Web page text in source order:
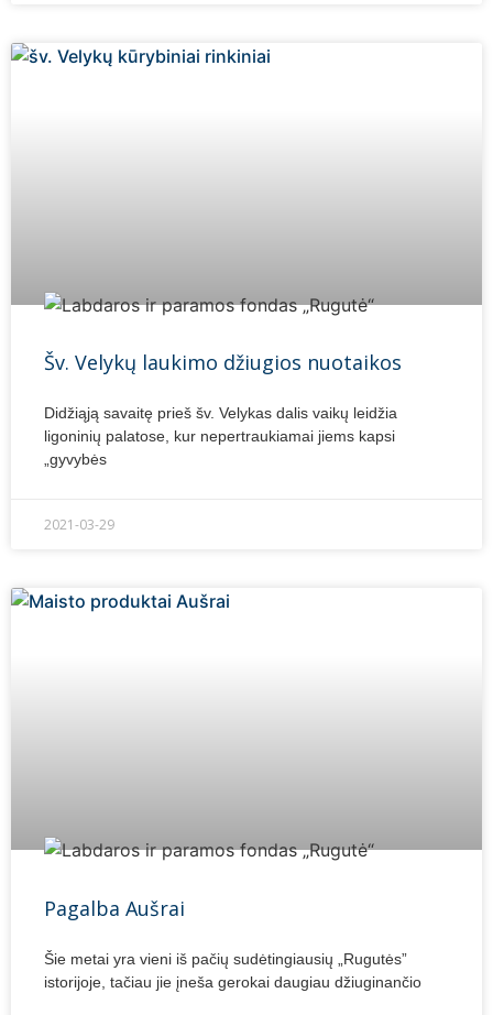
Šv. Velykų laukimo džiugios nuotaikos
Didžiąją savaitę prieš šv. Velykas dalis vaikų leidžia
ligoninių palatose, kur nepertraukiamai jiems kapsi
„gyvybės
2021-03-29
Pagalba Aušrai
Šie metai yra vieni iš pačių sudėtingiausių „Rugutės”
istorijoje, tačiau jie įneša gerokai daugiau džiuginančio